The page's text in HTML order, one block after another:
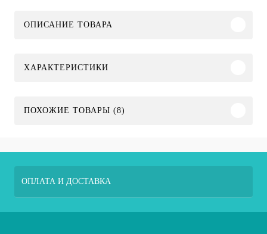
ОПИСАНИЕ ТОВАРА
ХАРАКТЕРИСТИКИ
ПОХОЖИЕ ТОВАРЫ (8)
ОПЛАТА И ДОСТАВКА